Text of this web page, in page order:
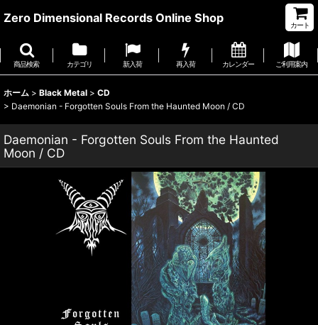
Zero Dimensional Records Online Shop
カート
商品検索 カテゴリ 新入荷 再入荷 カレンダー ご利用案内
ホーム > Black Metal > CD
> Daemonian - Forgotten Souls From the Haunted Moon / CD
Daemonian - Forgotten Souls From the Haunted
Moon / CD